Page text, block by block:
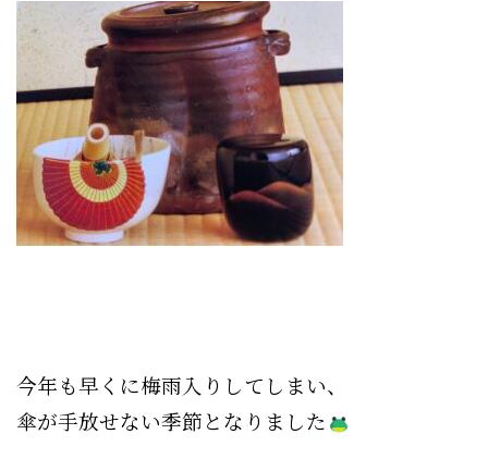
今年も早くに梅雨入りしてしまい、
傘が手放せない季節となりました